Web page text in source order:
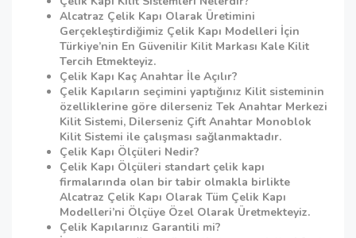
Alcatraz Çelik Kapı Olarak Üretimini
Gerçekleştirdiğimiz Çelik Kapı Modelleri İçin
Türkiye’nin En Güvenilir Kilit Markası Kale Kilit
Tercih Etmekteyiz.
Çelik Kapı Kaç Anahtar İle Açılır?
Çelik Kapıların seçimini yaptığınız Kilit sisteminin
özelliklerine göre dilerseniz Tek Anahtar Merkezi
Kilit Sistemi, Dilerseniz Çift Anahtar Monoblok
Kilit Sistemi ile çalışması sağlanmaktadır.
Çelik Kapı Ölçüleri Nedir?
Çelik Kapı Ölçüleri standart çelik kapı
firmalarında olan bir tabir olmakla birlikte
Alcatraz Çelik Kapı Olarak Tüm Çelik Kapı
Modelleri’ni Ölçüye Özel Olarak Üretmekteyiz.
Çelik Kapılarınız Garantili mi?